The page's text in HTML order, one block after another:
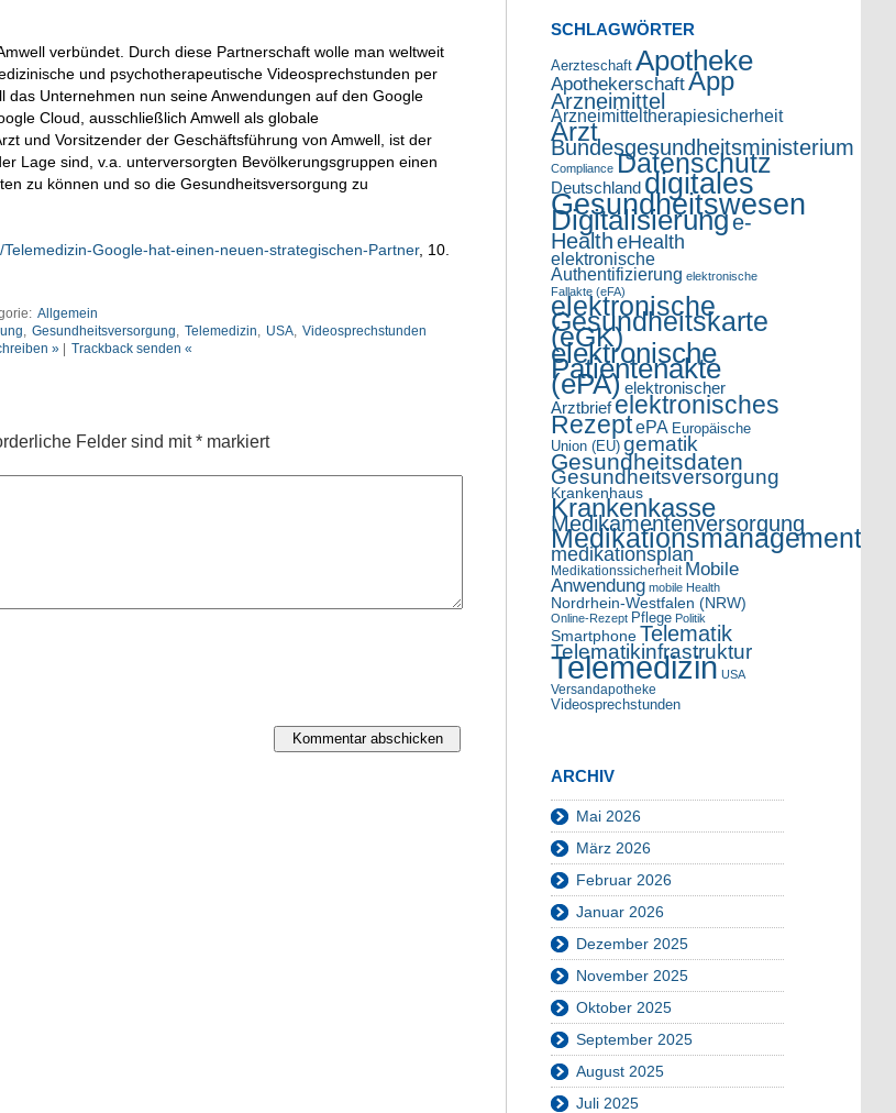
verbündet. Durch diese Partnerschaft wolle man weltweit
und psychotherapeutische Videosprechstunden per
Unternehmen nun seine Anwendungen auf den Google
Cloud, ausschließlich Amwell als globale
und Vorsitzender der Geschäftsführung von Amwell, ist der
Lage sind, v.a. unterversorgten Bevölkerungsgruppen einen
zu können und so die Gesundheitsversorgung zu
Google-hat-einen-neuen-strategischen-Partner, 10.
Allgemein
, Gesundheitsversorgung, Telemedizin, USA, Videosprechstunden
»| Trackback senden «
Felder sind mit* markiert
SCHLAGWÖRTER
Aerzteschaft Apotheke
ApothekerschaftApp
Arzneimittel
Arzneimitteltherapiesicherheit
Arzt
Bundesgesundheitsministerium
Compliance Datenschutz
Deutschlanddigitales
Gesundheitswesen
Digitalisierunge-
Health eHealth
elektronische
Authentifizierung elektronische
Fallakte (eFA)
elektronische
Gesundheitskarte
(eGK)
elektronische
Patientenakte
(ePA) elektronischer
Arztbriefelektronisches
RezeptePA Europäische
Union (EU) gematik
Gesundheitsdaten
Gesundheitsversorgung
Krankenhaus
Krankenkasse
Medikamentenversorgung
Medikationsmanagement
medikationsplan
Medikationssicherheit Mobile
Anwendung mobile Health
Nordrhein-Westfalen (NRW)
Online-Rezept Pflege Politik
Smartphone Telematik
Telematikinfrastruktur
Telemedizin USA
Versandapotheke
Videosprechstunden
ARCHIV
Mai 2026
März 2026
Februar 2026
Januar 2026
Dezember 2025
November 2025
Oktober 2025
September 2025
August 2025
Juli 2025